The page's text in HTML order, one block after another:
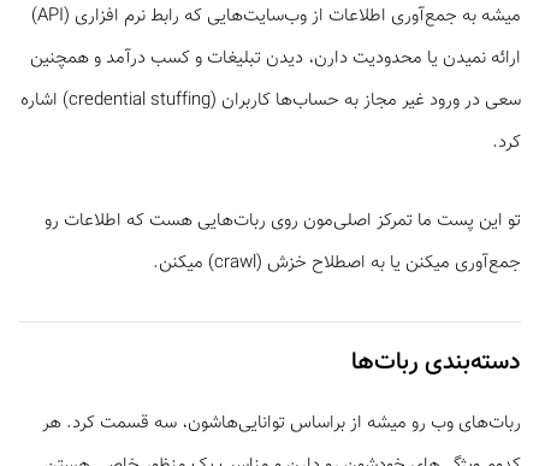
میشه به جمع‌آوری اطلاعات از وب‌سایت‌هایی که ‌رابط نرم افزاری (API)
ارائه نمیدن یا محدودیت دارن، دیدن تبلیغات و کسب درآمد و همچنین
سعی در ورود غیر مجاز به حساب‌ها کاربران (credential stuffing) اشاره
کرد.
تو این پست ما تمرکز اصلی‌مون روی ربات‌هایی هست که اطلاعات رو
جمع‌آوری میکنن یا به اصطلاح خزش (crawl) میکنن.
دسته‌بندی ربات‌ها
ربات‌های وب رو میشه از براساس توانایی‌هاشون، سه قسمت کرد. هر